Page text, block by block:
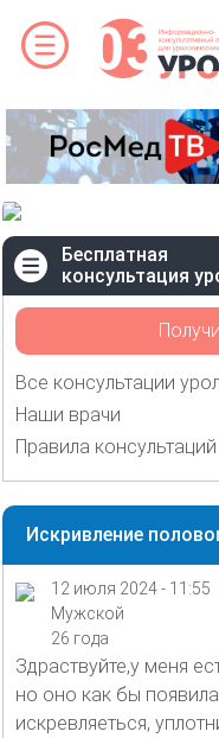
Бесплатная
консультация
Все консультации
Наши врачи
Правила консультаций
Искривление
12 июля 2024 - 11:55
Мужской
26 года
Здраствуйте,у меня
но оно как бы
искревляеться,